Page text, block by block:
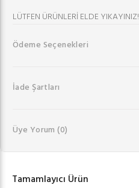
LÜTFEN ÜRÜNLERİ ELDE YIKAYINIZ!
Ödeme Seçenekleri
İade Şartları
Üye Yorum(0)
Tamamlayıcı Ürün